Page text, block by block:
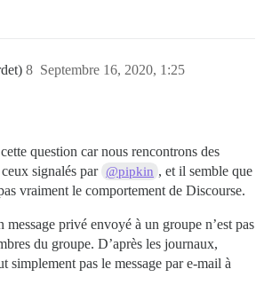
Septembre 16, 2020, 1:25
8
question car nous rencontrons des
signalés par @pipkin , et il semble que
vraiment le comportement de Discourse.
message privé envoyé à un groupe n’est pas
du groupe. D’après les journaux,
simplement pas le message par e-mail à